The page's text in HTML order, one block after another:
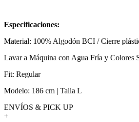
Especificaciones:
Material: 100% Algodón BCI / Cierre
Lavar a Máquina con Agua Fría y Colores
Fit: Regular
Modelo: 186 cm | Talla L
ENVÍOS & PICK UP
+